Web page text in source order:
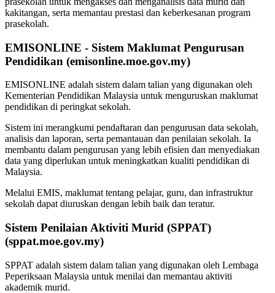
kakitangan, serta memantau prestasi dan keberkesanan program
prasekolah.
EMISONLINE - Sistem Maklumat Pengurusan
Pendidikan (emisonline.moe.gov.my)
EMISONLINE adalah sistem dalam talian yang digunakan oleh
Kementerian Pendidikan Malaysia untuk menguruskan maklumat
pendidikan di peringkat sekolah.
Sistem ini merangkumi pendaftaran dan pengurusan data sekolah,
analisis dan laporan, serta pemantauan dan penilaian sekolah. Ia
membantu dalam pengurusan yang lebih efisien dan menyediakan
data yang diperlukan untuk meningkatkan kualiti pendidikan di
Malaysia.
Melalui EMIS, maklumat tentang pelajar, guru, dan infrastruktur
sekolah dapat diuruskan dengan lebih baik dan teratur.
Sistem Penilaian Aktiviti Murid (SPPAT)
(sppat.moe.gov.my)
SPPAT adalah sistem dalam talian yang digunakan oleh Lembaga
Peperiksaan Malaysia untuk menilai dan memantau aktiviti
akademik murid.